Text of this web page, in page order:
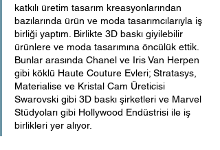
katkılı üretim tasarım kreasyonlarından
bazılarında ürün ve moda tasarımcılarıyla iş
birliği yaptım. Birlikte 3D baskı giyilebilir
ürünlere ve moda tasarımına öncülük ettik.
Bunlar arasında Chanel ve Iris Van Herpen
gibi köklü Haute Couture Evleri; Stratasys,
Materialise ve Kristal Cam Üreticisi
Swarovski gibi 3D baskı şirketleri ve Marvel
Stüdyoları gibi Hollywood Endüstrisi ile iş
birlikleri yer alıyor.